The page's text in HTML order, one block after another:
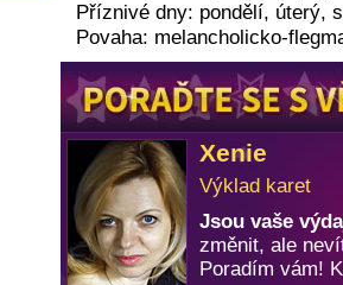
Příznivé dny: pondělí, úterý,
Povaha: melancholicko-
Xenie
Výklad karet
Jsou vaše
změnit, ale
Poradím vám!